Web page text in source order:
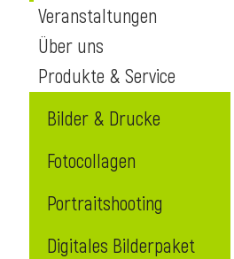
Veranstaltungen
Über uns
Produkte & Service
Bilder & Drucke
Fotocollagen
Portraitshooting
Digitales Bilderpaket